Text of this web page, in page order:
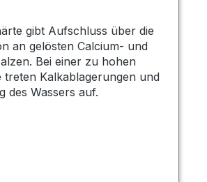
gibt Aufschluss über die
an gelösten Calcium- und
Bei einer zu hohen
treten Kalkablagerungen und
des Wassers auf.